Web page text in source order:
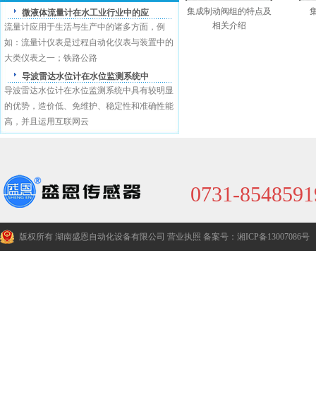
盛恩商标注册证
微液体流量计在水工业行业中的应
流量计应用于生活与生产中的诸多方面，例
如：流量计仪表是过程自动化仪表与装置中的
大类仪表之一；铁路公路
导波雷达水位计在水位监测系统中
导波雷达水位计在水位监测系统中具有较明显
的优势，造价低、免维护、稳定性和准确性能
高，并且运用互联网云
集成制动阀组的特点及
相关介绍
0731-
版权所有 湖南盛恩自动化设备有限公司 营业执照 备案号：湘ICP备13007086号